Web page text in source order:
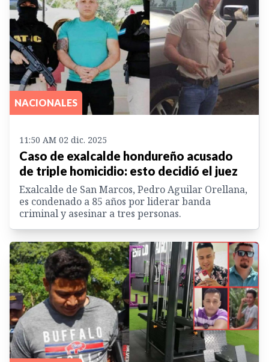
NACIONALES
11:50 AM 02 dic. 2025
Caso de exalcalde hondureño acusado
de triple homicidio: esto decidió el juez
Exalcalde de San Marcos, Pedro Aguilar Orellana,
es condenado a 85 años por liderar banda
criminal y asesinar a tres personas.